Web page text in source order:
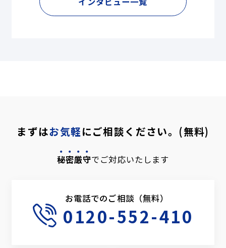
まずはお気軽にご相談ください。(無料)
秘密厳守でご対応いたします
お電話でのご相談（無料）
0120-552-410